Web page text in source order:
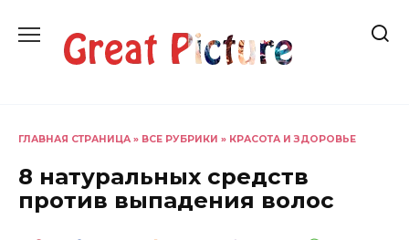
содержанию
ГЛАВНАЯ СТРАНИЦА » ВСЕ РУБРИКИ » КРАСОТА И ЗДОРОВЬЕ
8 натуральных средств
против выпадения волос